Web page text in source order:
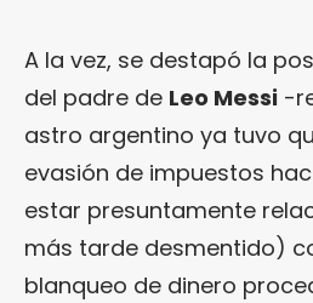
A la vez, se destapó la
del padre de Leo Messi -
astro argentino ya tuvo
evasión de impuestos
estar presuntamente
más tarde desmentido)
blanqueo de dinero